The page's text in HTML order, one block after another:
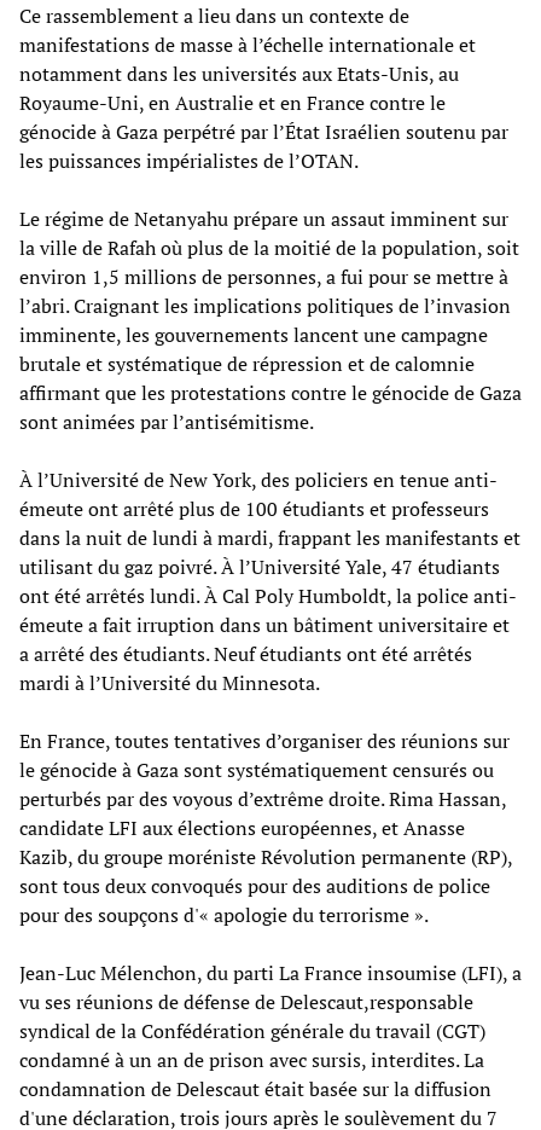
Ce rassemblement a lieu dans un contexte de
manifestations de masse à l’échelle internationale et
notamment dans les universités aux Etats-Unis, au
Royaume-Uni, en Australie et en France contre le
génocide à Gaza perpétré par l’État Israélien soutenu par
les puissances impérialistes de l’OTAN.
Le régime de Netanyahu prépare un assaut imminent sur
la ville de Rafah où plus de la moitié de la population, soit
environ 1,5 millions de personnes, a fui pour se mettre à
l’abri. Craignant les implications politiques de l’invasion
imminente, les gouvernements lancent une campagne
brutale et systématique de répression et de calomnie
affirmant que les protestations contre le génocide de Gaza
sont animées par l’antisémitisme.
À l’Université de New York, des policiers en tenue anti-
émeute ont arrêté plus de 100 étudiants et professeurs
dans la nuit de lundi à mardi, frappant les manifestants et
utilisant du gaz poivré. À l’Université Yale, 47 étudiants
ont été arrêtés lundi. À Cal Poly Humboldt, la police anti-
émeute a fait irruption dans un bâtiment universitaire et
a arrêté des étudiants. Neuf étudiants ont été arrêtés
mardi à l’Université du Minnesota.
En France, toutes tentatives d’organiser des réunions sur
le génocide à Gaza sont systématiquement censurés ou
perturbés par des voyous d’extrême droite. Rima Hassan,
candidate LFI aux élections européennes, et Anasse
Kazib, du groupe moréniste Révolution permanente (RP),
sont tous deux convoqués pour des auditions de police
pour des soupçons d'« apologie du terrorisme ».
Jean-Luc Mélenchon, du parti La France insoumise (LFI), a
vu ses réunions de défense de Delescaut,responsable
syndical de la Confédération générale du travail (CGT)
condamné à un an de prison avec sursis, interdites. La
condamnation de Delescaut était basée sur la diffusion
d'une déclaration, trois jours après le soulèvement du 7